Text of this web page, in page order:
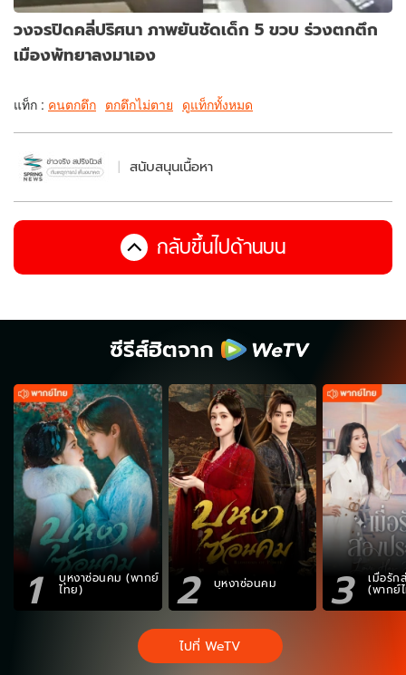
วงจรปิดคลี่ปริศนา ภาพยันชัดเด็ก 5 ขวบ ร่วงตกตึก
เมืองพัทยาลงมาเอง
แท็ก : คนตกตึก ตกตึกไม่ตาย ดูแท็กทั้งหมด
สนับสนุนเนื้อหา
กลับขึ้นไปด้านบน
ซีรีส์ฮิตจาก
1 บุหงาซ่อนคม (พากย์
ไทย) 2 บุหงาซ่อนคม 3 เมื่อรัก
(พากย์
ไปที่ WeTV